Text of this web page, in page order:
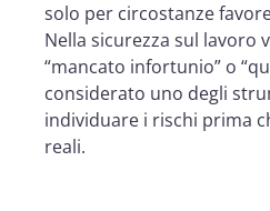
solo per circostanze
Nella sicurezza sul lavoro
“mancato infortunio” o
considerato uno degli
individuare i rischi prima
reali.